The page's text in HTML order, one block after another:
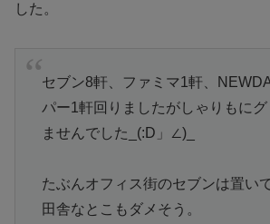
した。
セブン8軒、ファミマ1軒、
パー1軒回りましたがしゃりもにグ
ませんでした_(:D」∠)_
たぶんオフィス街のセブンは置い
田舎なとこもダメそう。